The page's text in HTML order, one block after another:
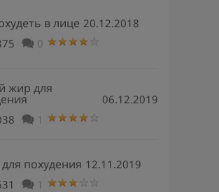
в лице 20.12.2018
0
жир для
06.12.2019
1
похудения 12.11.2019
1